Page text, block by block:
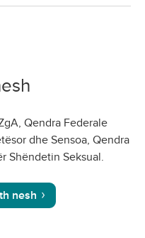
Qendra Federale
dhe Sensoa, Qendra
Shëndetin Seksual.
nesh